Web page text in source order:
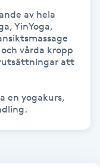
av hela
YinYoga,
vårda kropp
att
en yogakurs,